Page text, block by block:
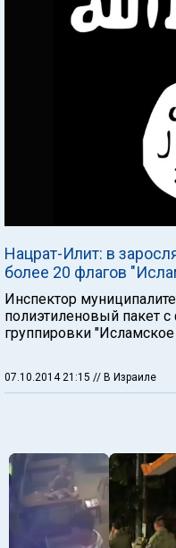
Нацрат-Илит: в
более 20 флагов
Инспектор
полиэтиленовый пакет
группировки "Исламское
07.10.2014 21:15 // В Израиле